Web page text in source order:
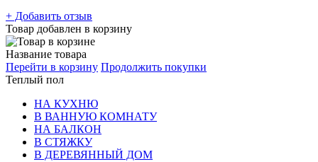
+ Добавить отзыв
Товар добавлен в корзину
Название товара
Перейти в корзину Продолжить покупки
Теплый пол
НА КУХНЮ
В ВАННУЮ КОМНАТУ
НА БАЛКОН
В СТЯЖКУ
В ДЕРЕВЯННЫЙ ДОМ